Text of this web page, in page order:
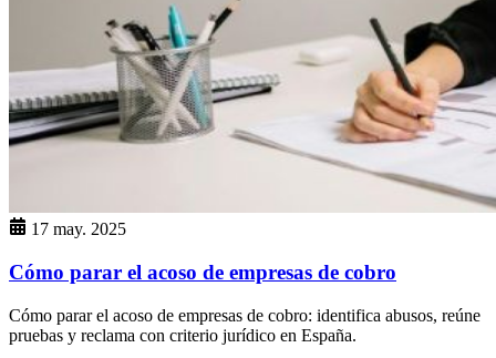
17 may. 2025
Cómo parar el acoso de empresas de cobro
Cómo parar el acoso de empresas de cobro: identifica abusos, reúne
pruebas y reclama con criterio jurídico en España.